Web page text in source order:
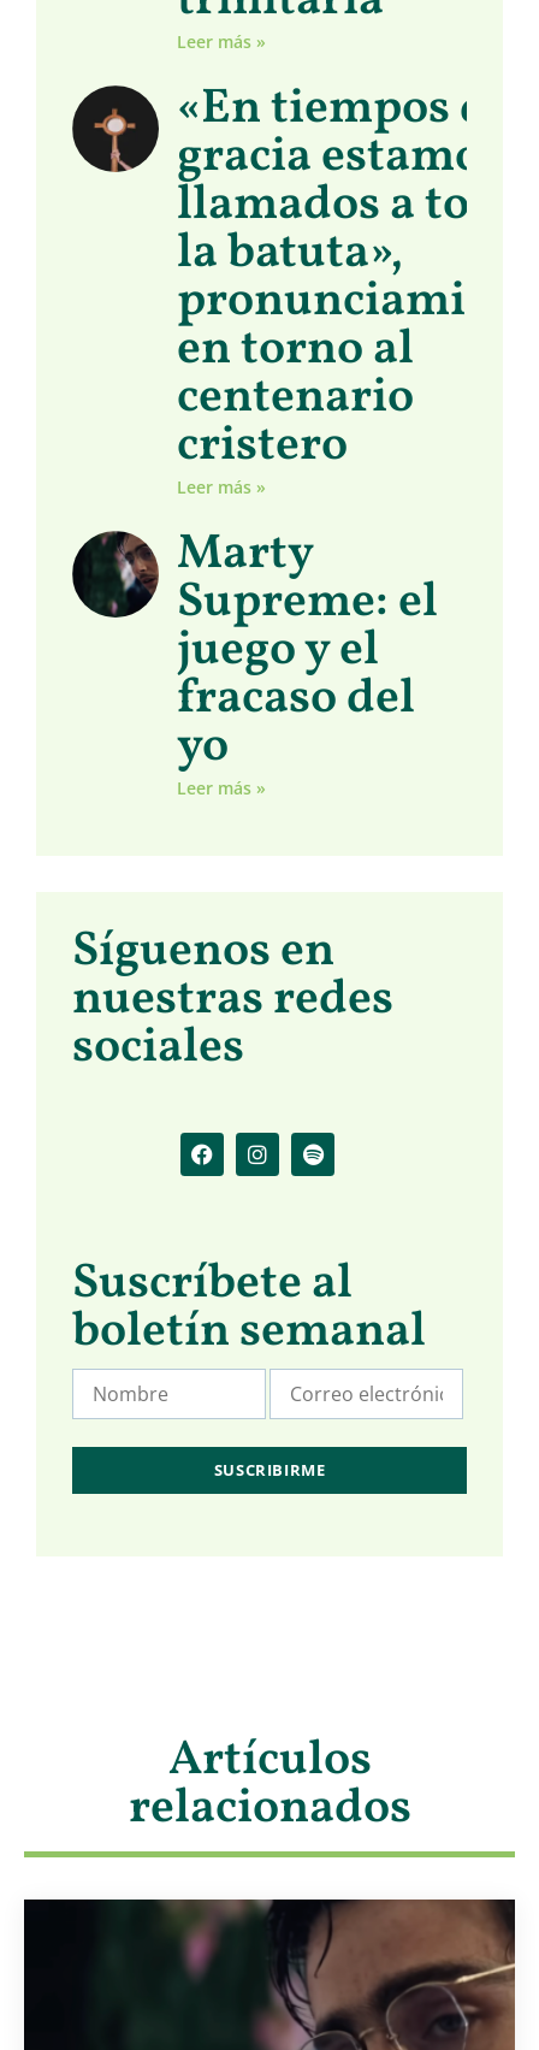
Leer más »
«En tiempos de
gracia estamos
llamados a
la batuta»,
en torno al
centenario
cristero
Leer más »
Marty
Supreme: el
juego y el
fracaso del
yo
Leer más »
Síguenos en
nuestras redes
sociales
Suscríbete al
boletín semanal
Artículos
relacionados